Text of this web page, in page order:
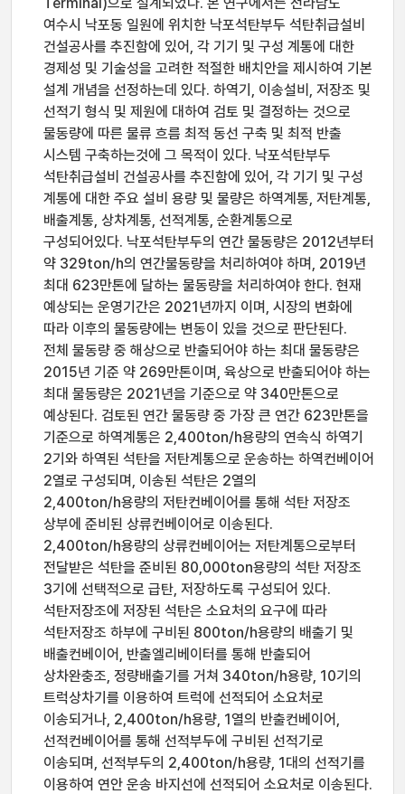
여수시 낙포동 일원에 위치한 낙포석탄부두 석탄취급설비
건설공사를 추진함에 있어, 각 기기 및 구성 계통에 대한
경제성 및 기술성을 고려한 적절한 배치안을 제시하여 기본
설계 개념을 선정하는데 있다. 하역기, 이송설비, 저장조 및
선적기 형식 및 제원에 대하여 검토 및 결정하는 것으로
물동량에 따른 물류 흐름 최적 동선 구축 및 최적 반출
시스템 구축하는것에 그 목적이 있다. 낙포석탄부두
석탄취급설비 건설공사를 추진함에 있어, 각 기기 및 구성
계통에 대한 주요 설비 용량 및 물량은 하역계통, 저탄계통,
배출계통, 상차계통, 선적계통, 순환계통으로
구성되어있다. 낙포석탄부두의 연간 물동량은 2012년부터
약 329ton/h의 연간물동량을 처리하여야 하며, 2019년
최대 623만톤에 달하는 물동량을 처리하여야 한다. 현재
예상되는 운영기간은 2021년까지 이며, 시장의 변화에
따라 이후의 물동량에는 변동이 있을 것으로 판단된다.
전체 물동량 중 해상으로 반출되어야 하는 최대 물동량은
2015년 기준 약 269만톤이며, 육상으로 반출되어야 하는
최대 물동량은 2021년을 기준으로 약 340만톤으로
예상된다. 검토된 연간 물동량 중 가장 큰 연간 623만톤을
기준으로 하역계통은 2,400ton/h용량의 연속식 하역기
2기와 하역된 석탄을 저탄계통으로 운송하는 하역컨베이어
2열로 구성되며, 이송된 석탄은 2열의
2,400ton/h용량의 저탄컨베이어를 통해 석탄 저장조
상부에 준비된 상류컨베이어로 이송된다.
2,400ton/h용량의 상류컨베이어는 저탄계통으로부터
전달받은 석탄을 준비된 80,000ton용량의 석탄 저장조
3기에 선택적으로 급탄, 저장하도록 구성되어 있다.
석탄저장조에 저장된 석탄은 소요처의 요구에 따라
석탄저장조 하부에 구비된 800ton/h용량의 배출기 및
배출컨베이어, 반출엘리베이터를 통해 반출되어
상차완충조, 정량배출기를 거쳐 340ton/h용량, 10기의
트럭상차기를 이용하여 트럭에 선적되어 소요처로
이송되거나, 2,400ton/h용량, 1열의 반출컨베이어,
선적컨베이어를 통해 선적부두에 구비된 선적기로
이송되며, 선적부두의 2,400ton/h용량, 1대의 선적기를
이용하여 연안 운송 바지선에 선적되어 소요처로 이송된다.